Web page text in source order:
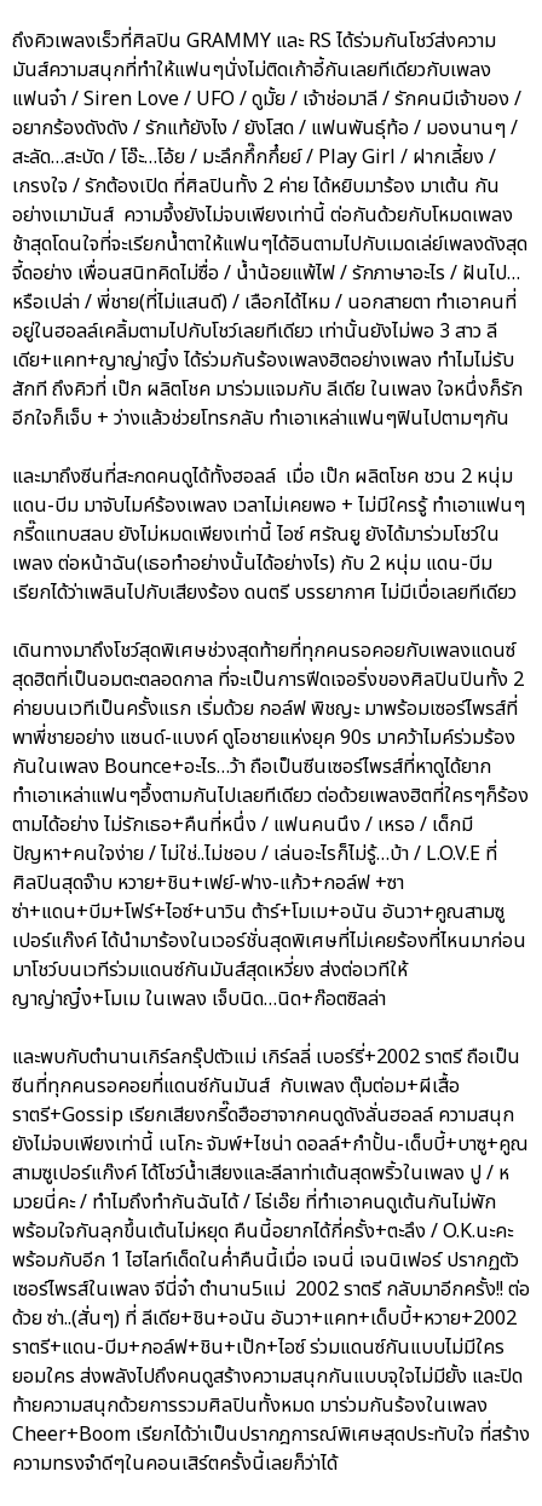
ถึงคิวเพลงเร็วที่ศิลปิน GRAMMY และ RS ได้ร่วมกันโชว์ส่งความ
มันส์ความสนุกที่ทำให้แฟนๆนั่งไม่ติดเก้าอี้กันเลยทีเดียวกับเพลง
แฟนจ๋า / Siren Love / UFO / ดูมั้ย / เจ้าช่อมาลี / รักคนมีเจ้าของ /
อยากร้องดังดัง / รักแท้ยังไง / ยังโสด / แฟนพันธุ์ท้อ / มองนานๆ /
สะลัด…สะบัด / โอ๊ะ…โอ้ย / มะลึกกึ๊กกึ๋ยย์ / Play Girl / ฝากเลี้ยง /
เกรงใจ / รักต้องเปิด ที่ศิลปินทั้ง 2 ค่าย ได้หยิบมาร้อง มาเต้น กัน
อย่างเมามันส์ ความจึ้งยังไม่จบเพียงเท่านี้ ต่อกันด้วยกับโหมดเพลง
ช้าสุดโดนใจที่จะเรียกน้ำตาให้แฟนๆได้อินตามไปกับเมดเล่ย์เพลงดังสุด
จี้ดอย่าง เพื่อนสนิทคิดไม่ซื่อ / น้ำน้อยแพ้ไฟ / รักภาษาอะไร / ฝันไป…
หรือเปล่า / พี่ชาย(ที่ไม่แสนดี) / เลือกได้ไหม / นอกสายตา ทำเอาคนที่
อยู่ในฮอลล์เคลิ้มตามไปกับโชว์เลยทีเดียว เท่านั้นยังไม่พอ 3 สาว ลี
เดีย+แคท+ญาญ่าญิ๋ง ได้ร่วมกันร้องเพลงฮิตอย่างเพลง ทำไมไม่รับ
สักที ถึงคิวที่ เป๊ก ผลิตโชค มาร่วมแจมกับ ลีเดีย ในเพลง ใจหนึ่งก็รัก
อีกใจก็เจ็บ + ว่างแล้วช่วยโทรกลับ ทำเอาเหล่าแฟนๆฟินไปตามๆกัน
และมาถึงซีนที่สะกดคนดูได้ทั้งฮอลล์ เมื่อ เป๊ก ผลิตโชค ชวน 2 หนุ่ม
แดน-บีม มาจับไมค์ร้องเพลง เวลาไม่เคยพอ + ไม่มีใครรู้ ทำเอาแฟนๆ
กรี๊ดแทบสลบ ยังไม่หมดเพียงเท่านี้ ไอซ์ ศรัณยู ยังได้มาร่วมโชว์ใน
เพลง ต่อหน้าฉัน(เธอทำอย่างนั้นได้อย่างไร) กับ 2 หนุ่ม แดน-บีม
เรียกได้ว่าเพลินไปกับเสียงร้อง ดนตรี บรรยากาศ ไม่มีเบื่อเลยทีเดียว
เดินทางมาถึงโชว์สุดพิเศษช่วงสุดท้ายที่ทุกคนรอคอยกับเพลงแดนซ์
สุดฮิตที่เป็นอมตะตลอดกาล ที่จะเป็นการฟีดเจอริ่งของศิลปินปินทั้ง 2
ค่ายบนเวทีเป็นครั้งแรก เริ่มด้วย กอล์ฟ พิชญะ มาพร้อมเซอร์ไพรส์ที่
พาพี่ชายอย่าง แซนด์-แบงค์ ดูโอชายแห่งยุค 90s มาคว้าไมค์ร่วมร้อง
กันในเพลง Bounce+อะไร…ว้า ถือเป็นซีนเซอร์ไพรส์ที่หาดูได้ยาก
ทำเอาเหล่าแฟนๆอึ้งตามกันไปเลยทีเดียว ต่อด้วยเพลงฮิตที่ใครๆก็ร้อง
ตามได้อย่าง ไม่รักเธอ+คืนที่หนึ่ง / แฟนคนนึง / เหรอ / เด็กมี
ปัญหา+คนใจง่าย / ไม่ใช่..ไม่ชอบ / เล่นอะไรก็ไม่รู้…บ้า / L.O.V.E ที่
ศิลปินสุดจ๊าบ หวาย+ชิน+เฟย์-ฟาง-แก้ว+กอล์ฟ +ซา
ซ่า+แดน+บีม+โฟร์+ไอซ์+นาวิน ต้าร์+โมเม+อนัน อันวา+คูณสามซู
เปอร์แก๊งค์ ได้นำมาร้องในเวอร์ชั่นสุดพิเศษที่ไม่เคยร้องที่ไหนมาก่อน
มาโชว์บนเวทีร่วมแดนซ์กันมันส์สุดเหวี่ยง ส่งต่อเวทีให้
ญาญ่าญิ๋ง+โมเม ในเพลง เจ็บนิด…นิด+ก๊อตซิลล่า
และพบกับตำนานเกิร์ลกรุ๊ปตัวแม่ เกิร์ลลี่ เบอร์รี่+2002 ราตรี ถือเป็น
ซีนที่ทุกคนรอคอยที่แดนซ์กันมันส์ กับเพลง ตุ๊มต่อม+ผีเสื้อ
ราตรี+Gossip เรียกเสียงกรี๊ดฮือฮาจากคนดูดังลั่นฮอลล์ ความสนุก
ยังไม่จบเพียงเท่านี้ เนโกะ จัมพ์+ไชน่า ดอลล์+กำปั้น-เด็บบี้+บาซู+คูณ
สามซูเปอร์แก๊งค์ ได้โชว์น้ำเสียงและลีลาท่าเต้นสุดพริ้วในเพลง ปู / ห
มวยนี่คะ / ทำไมถึงทำกันฉันได้ / โธ่เอ๊ย ที่ทำเอาคนดูเต้นกันไม่พัก
พร้อมใจกันลุกขึ้นเต้นไม่หยุด คืนนี้อยากได้กี่ครั้ง+ตะลึง / O.K.นะคะ
พร้อมกับอีก 1 ไฮไลท์เด็ดในค่ำคืนนี้เมื่อ เจนนี่ เจนนิเฟอร์ ปรากฏตัว
เซอร์ไพรส์ในเพลง จีนี่จ๋า ตำนาน5แม่ 2002 ราตรี กลับมาอีกครั้ง!! ต่อ
ด้วย ซ่า..(สั่นๆ) ที่ ลีเดีย+ชิน+อนัน อันวา+แคท+เด็บบี้+หวาย+2002
ราตรี+แดน-บีม+กอล์ฟ+ชิน+เป๊ก+ไอซ์ ร่วมแดนซ์กันแบบไม่มีใคร
ยอมใคร ส่งพลังไปถึงคนดูสร้างความสนุกกันแบบจุใจไม่มียั้ง และปิด
ท้ายความสนุกด้วยการรวมศิลปินทั้งหมด มาร่วมกันร้องในเพลง
Cheer+Boom เรียกได้ว่าเป็นปรากฎการณ์พิเศษสุดประทับใจ ที่สร้าง
ความทรงจำดีๆในคอนเสิร์ตครั้งนี้เลยก็ว่าได้